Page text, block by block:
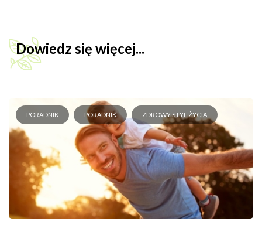
Dowiedz się więcej...
PORADNIK PORADNIK ZDROWY STYL ŻYCIA